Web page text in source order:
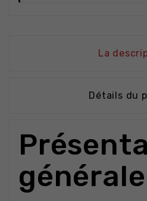
La
Détails du
générale